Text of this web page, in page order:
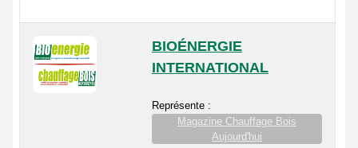
BIOÉNERGIE
INTERNATIONAL
Représente :
Magazine Chauffage Bois
Aujourd'hui